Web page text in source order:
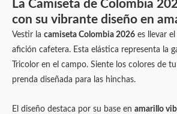
La Camiseta de Colombia
con su vibrante diseño en
Vestir la camiseta Colombia 2026 es llevar
afición cafetera. Esta elástica representa la
Tricolor en el campo. Siente los colores de
prenda diseñada para las hinchas.
El diseño destaca por su base en amarillo